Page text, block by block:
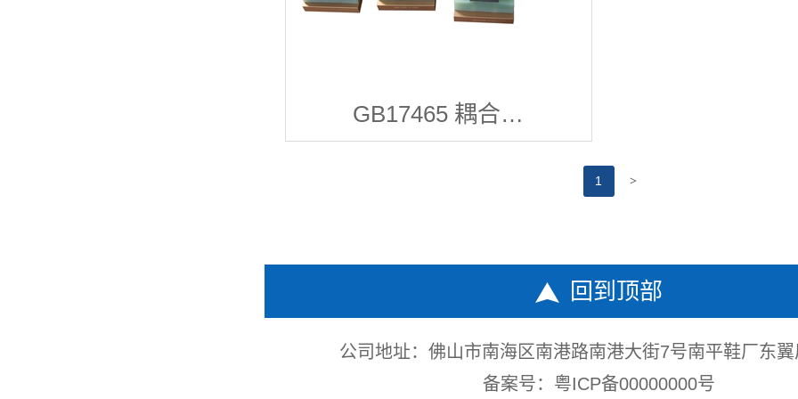
GB17465 耦合…
1 >
回到顶部
公司地址：佛山市南海区南港路南港大街7号南平鞋厂东
备案号： 粤ICP备00000000号